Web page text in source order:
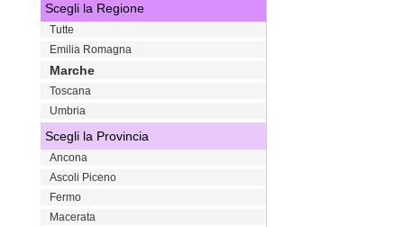
Scegli la Regione
Tutte
Emilia Romagna
Marche
Toscana
Umbria
Scegli la Provincia
Ancona
Ascoli Piceno
Fermo
Macerata